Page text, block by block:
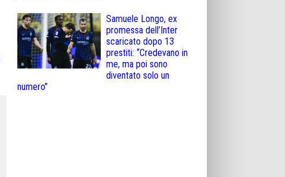
Samuele Longo, ex
promessa dell’Inter
scaricato dopo 13
prestiti: “Credevano in
me, ma poi sono
diventato solo un
numero”